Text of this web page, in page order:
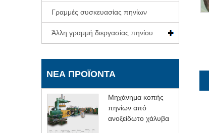
Γραμμές συσκευασίας πηνίων
Άλλη γραμμή διεργασίας πηνίου
ΝΈΑ ΠΡΟΪΌΝΤΑ
Μηχάνημα κοπής
πηνίων από
ανοξείδωτο χάλυβα